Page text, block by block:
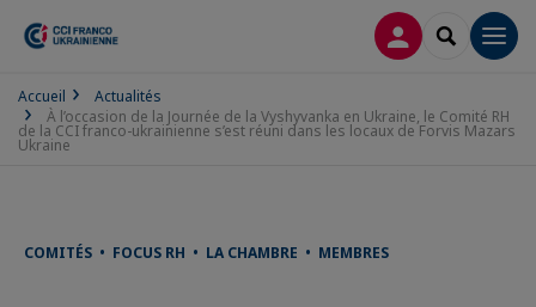
CONNEXION
Accueil
Actualités
À l’occasion de la Journée de la Vyshyvanka en Ukraine, le Comité RH
de la CCI franco-ukrainienne s’est réuni dans les locaux de Forvis Mazars
Ukraine
COMITÉS • FOCUS RH • LA CHAMBRE • MEMBRES